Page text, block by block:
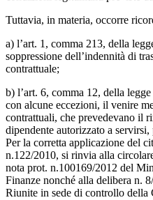
Tuttavia, in materia, occorre
a) l’art. 1, comma 213, della
soppressione dell’indennità di
contrattuale;
b) l’art. 6, comma 12, della
con alcune eccezioni, il venire
contrattuali, che prevedevano il
dipendente autorizzato a
Per la corretta applicazione del
n.122/2010, si rinvia alla
nota prot. n.100169/2012 del
Finanze nonché alla delibera n.
Riunite in sede di controllo della